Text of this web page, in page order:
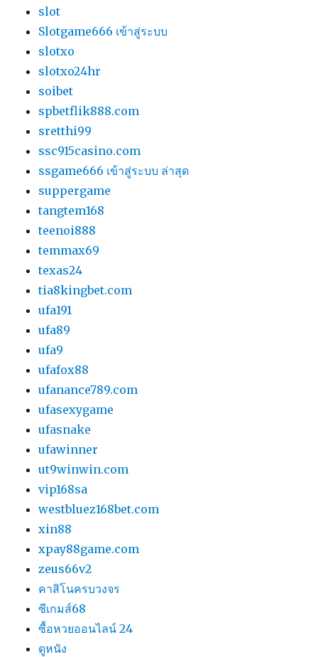
slot
Slotgame666 เข้าสู่ระบบ
slotxo
slotxo24hr
soibet
spbetflik888.com
sretthi99
ssc915casino.com
ssgame666 เข้าสู่ระบบ ล่าสุด
suppergame
tangtem168
teenoi888
temmax69
texas24
tia8kingbet.com
ufa191
ufa89
ufa9
ufafox88
ufanance789.com
ufasexygame
ufasnake
ufawinner
ut9winwin.com
vip168sa
westbluez168bet.com
xin88
xpay88game.com
zeus66v2
คาสิโนครบวงจร
ซีเกมส์68
ซื้อหวยออนไลน์ 24
ดูหนัง